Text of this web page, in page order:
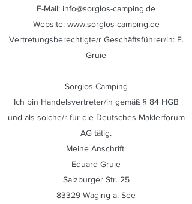
E-Mail: info@sorglos-camping.de
Website: www.sorglos-camping.de
Vertretungsberechtigte/r Geschäftsführer/in: E.
Gruie
Sorglos Camping
Ich bin Handelsvertreter/in gemäß § 84 HGB
und als solche/r für die Deutsches Maklerforum
AG tätig.
Meine Anschrift:
Eduard Gruie
Salzburger Str. 25
83329 Waging a. See